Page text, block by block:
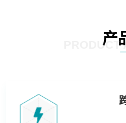
产
PRODUCT